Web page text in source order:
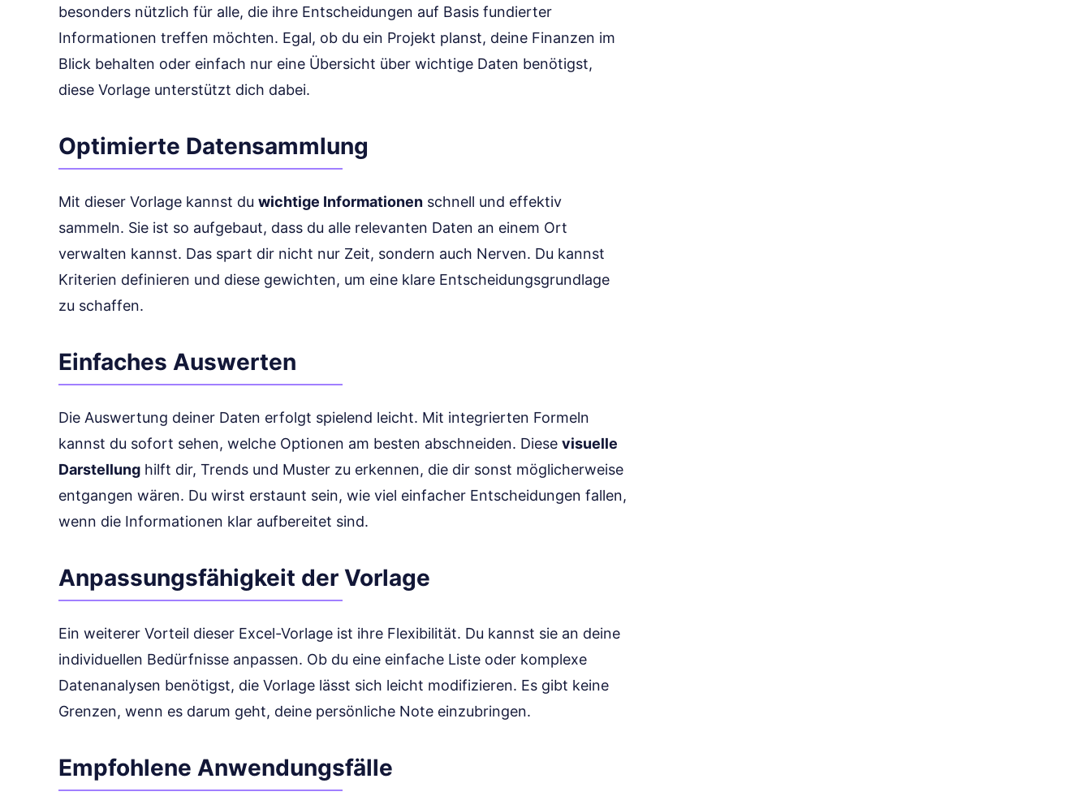
besonders nützlich für alle, die ihre Entscheidungen auf Basis fundierter
Informationen treffen möchten. Egal, ob du ein Projekt planst, deine Finanzen im
Blick behalten oder einfach nur eine Übersicht über wichtige Daten benötigst,
diese Vorlage unterstützt dich dabei.
Optimierte Datensammlung
Mit dieser Vorlage kannst du wichtige Informationen schnell und effektiv
sammeln. Sie ist so aufgebaut, dass du alle relevanten Daten an einem Ort
verwalten kannst. Das spart dir nicht nur Zeit, sondern auch Nerven. Du kannst
Kriterien definieren und diese gewichten, um eine klare Entscheidungsgrundlage
zu schaffen.
Einfaches Auswerten
Die Auswertung deiner Daten erfolgt spielend leicht. Mit integrierten Formeln
kannst du sofort sehen, welche Optionen am besten abschneiden. Diese visuelle
Darstellung hilft dir, Trends und Muster zu erkennen, die dir sonst möglicherweise
entgangen wären. Du wirst erstaunt sein, wie viel einfacher Entscheidungen fallen,
wenn die Informationen klar aufbereitet sind.
Anpassungsfähigkeit der Vorlage
Ein weiterer Vorteil dieser Excel-Vorlage ist ihre Flexibilität. Du kannst sie an deine
individuellen Bedürfnisse anpassen. Ob du eine einfache Liste oder komplexe
Datenanalysen benötigst, die Vorlage lässt sich leicht modifizieren. Es gibt keine
Grenzen, wenn es darum geht, deine persönliche Note einzubringen.
Empfohlene Anwendungsfälle